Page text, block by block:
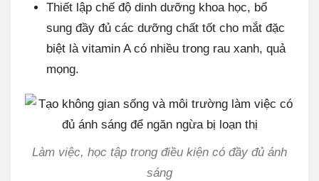
Thiết lập chế độ dinh dưỡng khoa học, bổ
sung đầy đủ các dưỡng chất tốt cho mắt đặc
biệt là vitamin A có nhiều trong rau xanh, quả
mọng.
Làm việc, học tập trong điều kiện có đầy đủ ánh
sáng